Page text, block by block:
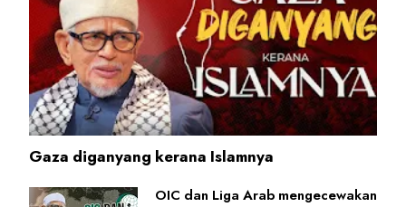
Gaza diganyang kerana Islamnya
OIC dan Liga Arab mengecewakan